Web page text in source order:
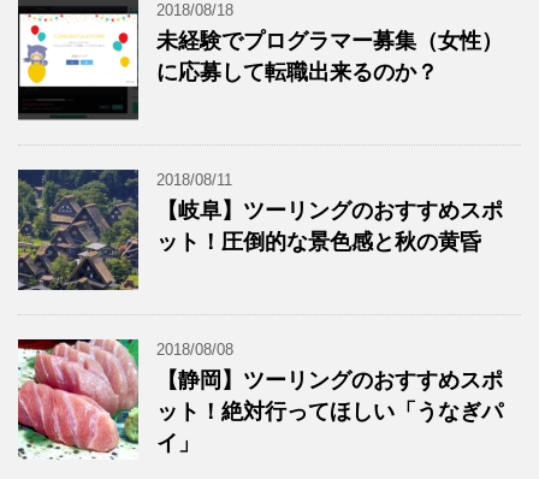
2018/08/18
未経験でプログラマー募集（女性）
に応募して転職出来るのか？
2018/08/11
【岐阜】ツーリングのおすすめスポ
ット！圧倒的な景色感と秋の黄昏
2018/08/08
【静岡】ツーリングのおすすめスポ
ット！絶対行ってほしい「うなぎパ
イ」